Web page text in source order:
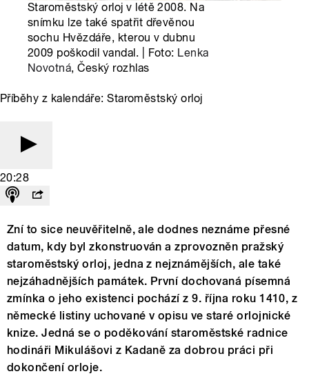
Staroměstský orloj v létě 2008. Na
snímku lze také spatřit dřevěnou
sochu Hvězdáře, kterou v dubnu
2009 poškodil vandal. | Foto: Lenka
Novotná, Český rozhlas
Příběhy z kalendáře: Staroměstský orloj
20:28
Zní to sice neuvěřitelně, ale dodnes neznáme přesné
datum, kdy byl zkonstruován a zprovozněn pražský
staroměstský orloj, jedna z nejznámějších, ale také
nejzáhadnějších památek. První dochovaná písemná
zmínka o jeho existenci pochází z 9. října roku 1410, z
německé listiny uchované v opisu ve staré orlojnické
knize. Jedná se o poděkování staroměstské radnice
hodináři Mikulášovi z Kadaně za dobrou práci při
dokončení orloje.